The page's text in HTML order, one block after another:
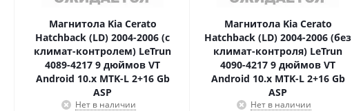
Магнитола Kia Cerato
Hatchback (LD) 2004-2006 (с
климат-контролем) LeTrun
4089-4217 9 дюймов VT
Android 10.x MTK-L 2+16 Gb
ASP
Нет в наличии
Магнитола Kia Cerato
Hatchback (LD) 2004-2006 (без
климат-контроля) LeTrun
4090-4217 9 дюймов VT
Android 10.x MTK-L 2+16 Gb
ASP
Нет в наличии